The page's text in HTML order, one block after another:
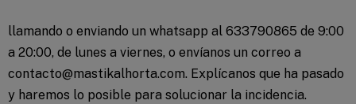
llamando o enviando un whatsapp al 633790865 de 9:00
a 20:00, de lunes a viernes, o envíanos un correo a
contacto@mastikalhorta.com. Explícanos que ha pasado
y haremos lo posible para solucionar la incidencia.